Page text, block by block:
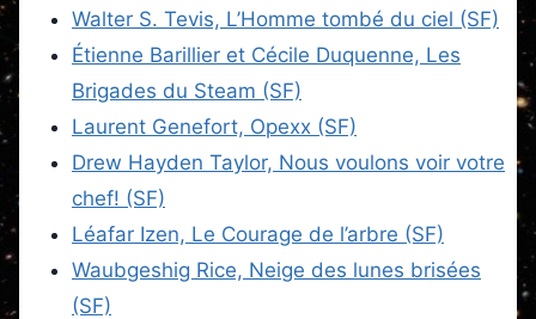
Walter S. Tevis, L’Homme tombé du ciel (SF)
Étienne Barillier et Cécile Duquenne, Les
Brigades du Steam (SF)
Laurent Genefort, Opexx (SF)
Drew Hayden Taylor, Nous voulons voir votre
chef! (SF)
Léafar Izen, Le Courage de l’arbre (SF)
Waubgeshig Rice, Neige des lunes brisées
(SF)